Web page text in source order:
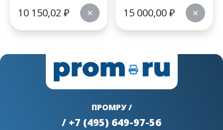
10 150,02 ₽ ✕ 15 000,00₽ ✕
ПРОМРУ /
/ +7 (495) 649-97-56